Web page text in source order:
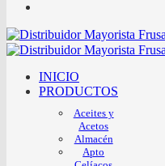
INICIO
PRODUCTOS
Aceites y
Acetos
Almacén
Apto